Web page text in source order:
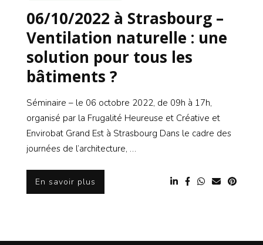
06/10/2022 à Strasbourg –
Ventilation naturelle : une
solution pour tous les
bâtiments ?
Séminaire – le 06 octobre 2022, de 09h à 17h,
organisé par la Frugalité Heureuse et Créative et
Envirobat Grand Est à Strasbourg Dans le cadre des
journées de l’architecture, …
En savoir plus